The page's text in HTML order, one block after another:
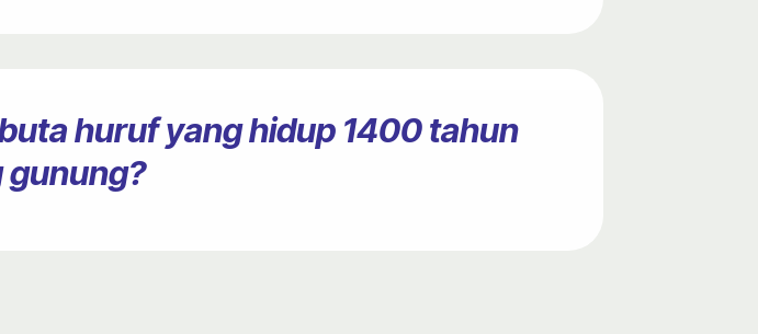
huruf yang hidup 1400 tahun
gunung?